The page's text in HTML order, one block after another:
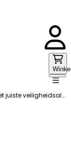
Persoonlijk alarm 2026 – Zo kies je het juiste veiligheidsalarm